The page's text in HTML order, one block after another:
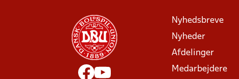
Nyhedsbreve
Nyheder
Afdelinger
Medarbejdere